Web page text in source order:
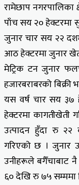
रामेछाप नगरपालिका
पाँच सय २० हेक्टरमा
जुनार चार सय २२
आठ हेक्टरमा जुनार
मेट्रिक टन जुनार
हजारबराबरको बिक्री
यस वर्ष चार सय ३७
हेक्टरमा कागतीखेती
उत्पादन हुँदा रु २२
गरिएको छ । जुनार
उनीहरूले बगैँचाबाट नै
६० देखि रु ७५ सम्ममा